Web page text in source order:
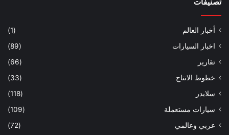
أخبار العالم
(1)
اخبار السيارات
(89)
تقارير
(66)
خطوط الانتاج
(33)
سلايدر
(118)
سيارات مستعملة
(109)
عربي وعالمي
(72)